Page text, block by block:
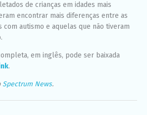
de crianças em idades mais
encontrar mais diferenças entre as
com autismo e aquelas que não tiveram
em inglês, pode ser baixada
.
Spectrum News.